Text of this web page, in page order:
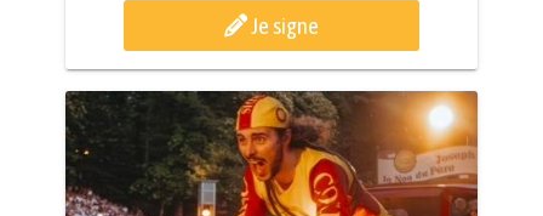
Je signe